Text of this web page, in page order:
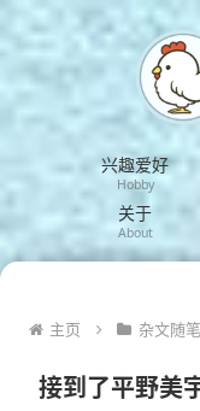
兴趣爱好
Hobby
关于
About
主页 杂文随笔
接到了平野美